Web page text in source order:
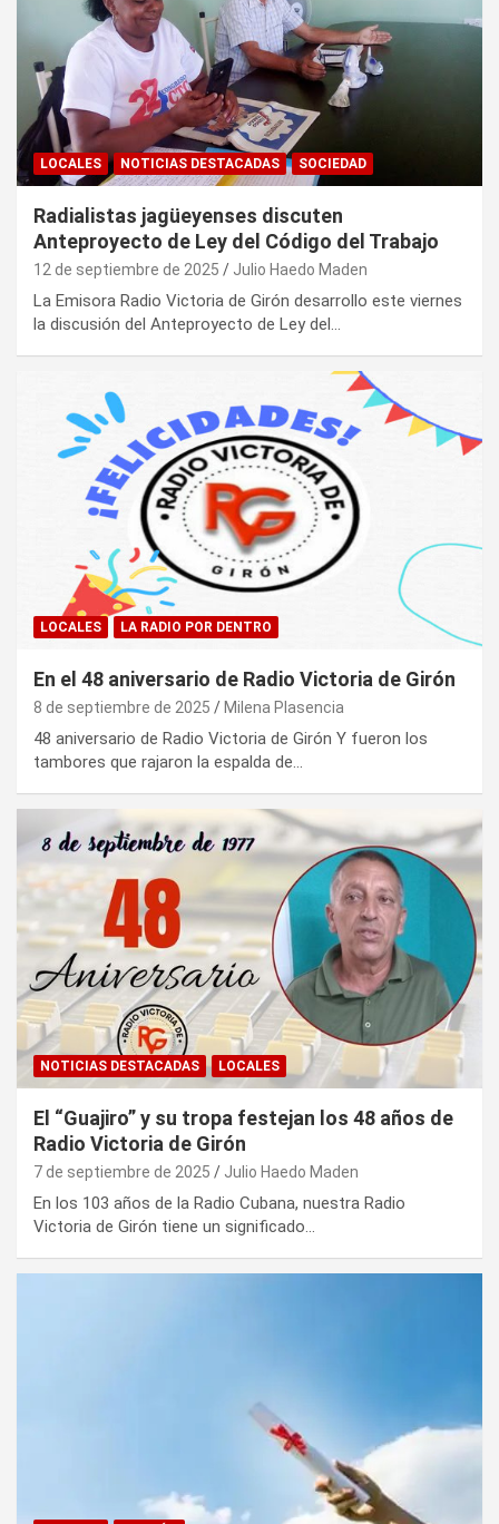
LOCALES NOTICIAS DESTACADAS SOCIEDAD
Radialistas jagüeyenses discuten
Anteproyecto de Ley del Código del Trabajo
12 de septiembre de 2025 Julio Haedo Maden
La Emisora Radio Victoria de Girón desarrollo este viernes
la discusión del Anteproyecto de Ley del…
LOCALES LA RADIO POR DENTRO
En el 48 aniversario de Radio Victoria de Girón
8 de septiembre de 2025 Milena Plasencia
48 aniversario de Radio Victoria de Girón Y fueron los
tambores que rajaron la espalda de…
NOTICIAS DESTACADAS LOCALES
El “Guajiro” y su tropa festejan los 48 años de
Radio Victoria de Girón
7 de septiembre de 2025 Julio Haedo Maden
En los 103 años de la Radio Cubana, nuestra Radio
Victoria de Girón tiene un significado…